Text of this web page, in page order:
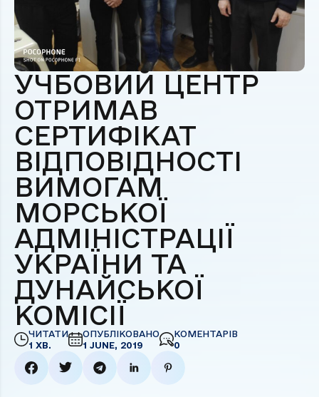
УЧБОВИЙ ЦЕНТР
ОТРИМАВ
СЕРТИФІКАТ
ВІДПОВІДНОСТІ
ВИМОГАМ
МОРСЬКОЇ
АДМІНІСТРАЦІЇ
УКРАЇНИ ТА
ДУНАЙСЬКОЇ
КОМІСІЇ
ЧИТАТИ
1 ХВ.
ОПУБЛІКОВАНО
1 JUNE, 2019
КОМЕНТАРІВ
0